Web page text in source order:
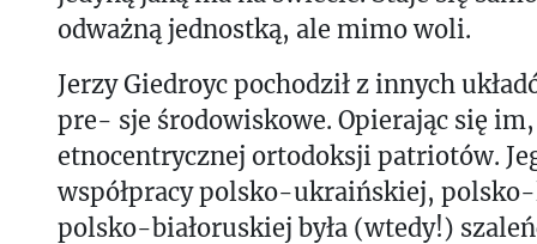
odważną jednostką, ale mimo woli.
Jerzy Giedroyc pochodził z innych
pre- sje środowiskowe. Opierając się im,
etnocentrycznej ortodoksji patriotów.
współpracy polsko-ukraińskiej,
polsko-białoruskiej była (wtedy!)